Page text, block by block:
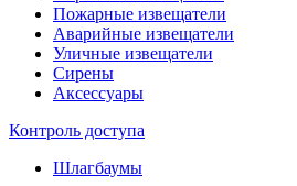
Пожарные извещатели
Аварийные извещатели
Уличные извещатели
Сирены
Аксессуары
Контроль доступа
Шлагбаумы